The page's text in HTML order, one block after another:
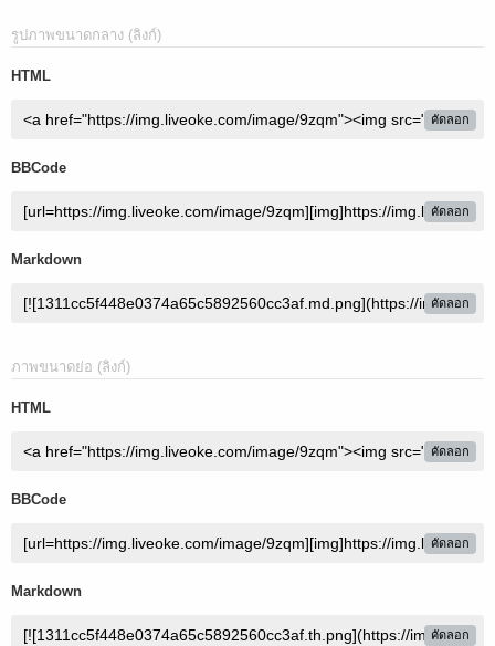
รูปภาพขนาดกลาง (ลิงก์)
HTML
คัดลอก
BBCode
คัดลอก
Markdown
คัดลอก
ภาพขนาดย่อ (ลิงก์)
HTML
คัดลอก
BBCode
คัดลอก
Markdown
คัดลอก